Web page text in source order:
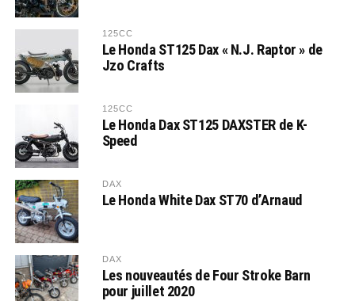
125CC
Le Honda ST125 Dax « N.J. Raptor » de
Jzo Crafts
125CC
Le Honda Dax ST125 DAXSTER de K-
Speed
DAX
Le Honda White Dax ST70 d’Arnaud
DAX
Les nouveautés de Four Stroke Barn
pour juillet 2020